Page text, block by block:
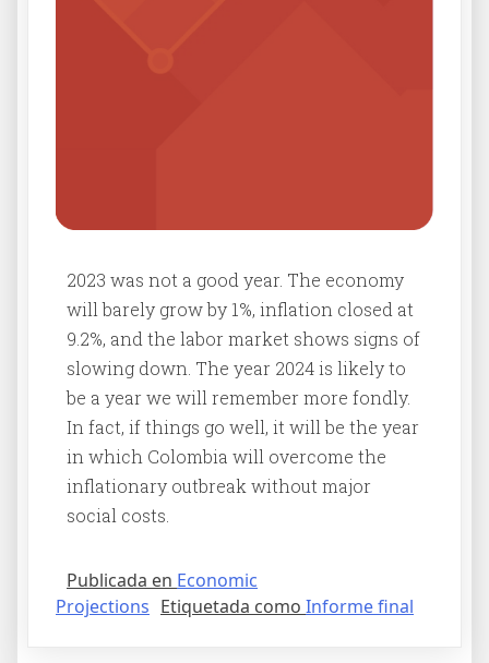
2023 was not a good year. The economy
will barely grow by 1%, inflation closed at
9.2%, and the labor market shows signs of
slowing down. The year 2024 is likely to
be a year we will remember more fondly.
In fact, if things go well, it will be the year
in which Colombia will overcome the
inflationary outbreak without major
social costs.
Publicada en Economic
Projections Etiquetada como Informe final